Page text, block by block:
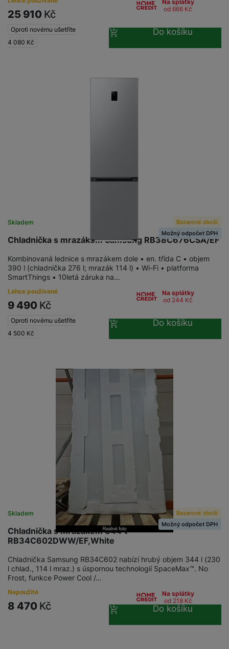
25 910 Kč
Oproti novému ušetříte
4 080 Kč
Na splátky
od 666 Kč
Do košíku
Chladnička s mrazákem Samsung RB38C676CSA/EF
Skladem
Bazarové zboží
Možný odpočet DPH
Kombinovaná lednice s mrazákem dole • en. třída C • objem
390 l (chladnička 276 l; mrazák 114 l) • Wi-Fi • platforma
SmartThings • 10letá záruka na…
Lehce používané
9 490 Kč
Oproti novému ušetříte
4 500 Kč
Na splátky
od 244 Kč
Do košíku
Chladnička s mrazákem 344 ℓ
RB34C602DWW/EF,White
Skladem
Bazarové zboží
Možný odpočet DPH
Chladnička Samsung RB34C602 nabízí hrubý objem 344 l (230
l chlad., 114 l mraz.) s úspornou technologií SpaceMax™. No
Frost, funkce Power Cool /…
Nepoužité
8 470 Kč
Na splátky
od 218 Kč
Do košíku